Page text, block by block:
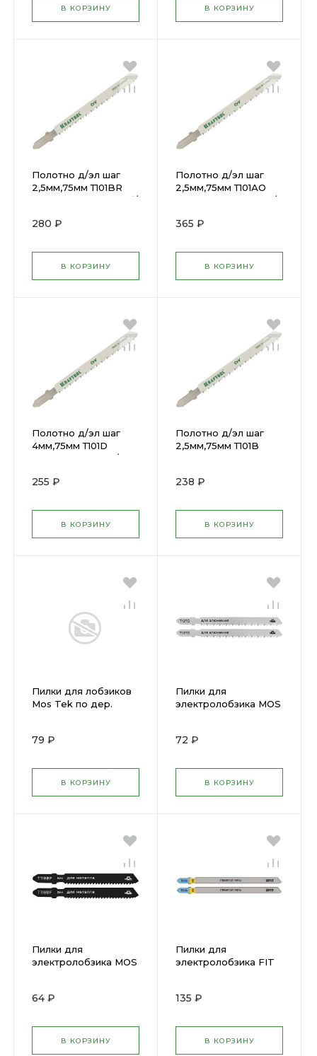
В КОРЗИНУ В КОРЗИНУ
Полотно д/эл шаг
2,5мм,75мм Т101BR
,дерев,фан,ламин об/
159516-2,5
280 ₽
В КОРЗИНУ
Полотно д/эл шаг
2,5мм,75мм Т101АО
,дерев,фан,ламин ф/р
2,5
365 ₽
В КОРЗИНУ
Полотно д/эл шаг
4мм,75мм Т101D
,дерев,дсп,двп ч/р
255 ₽
В КОРЗИНУ
Полотно д/эл шаг
2,5мм,75мм Т101B
2,5
238 ₽
В КОРЗИНУ
Пилки для лобзиков
Mos Tek по дер.
79 ₽
В КОРЗИНУ
Пилки для
электролобзика MOS
72 ₽
В КОРЗИНУ
Пилки для
электролобзика MOS
64 ₽
В КОРЗИНУ
Пилки для
электролобзика FIT
135 ₽
В КОРЗИНУ